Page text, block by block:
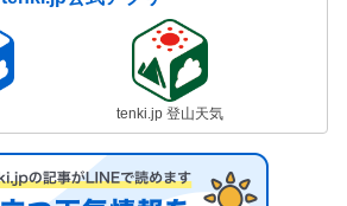
tenki.jp 登山天気